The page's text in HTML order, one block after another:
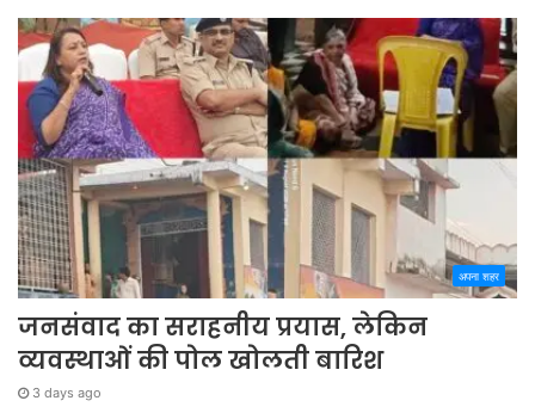
अपना शहर
जनसंवाद का सराहनीय प्रयास, लेकिन
व्यवस्थाओं की पोल खोलती बारिश
3 days ago